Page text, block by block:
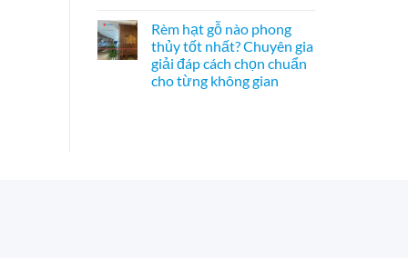
Hệ
CiCi-
27mm
nhôm
nâu
sang
ngăn
điều
hòa
SF332
–
Vách
bình
luận
ở
Rèm
hạt
gỗ
Rèm hạt gỗ nào phong
thủy tốt nhất? Chuyên gia
giải đáp cách chọn chuẩn
cho từng không gian